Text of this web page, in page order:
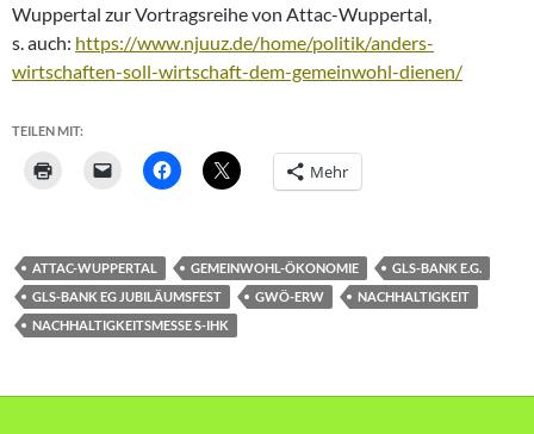
Wuppertal zur Vortragsreihe von Attac-Wuppertal,
s. auch: https://www.njuuz.de/home/politik/anders-
wirtschaften-soll-wirtschaft-dem-gemeinwohl-dienen/
TEILEN MIT:
Mehr
ATTAC-WUPPERTAL GEMEINWOHL-ÖKONOMIE
GLS-BANK E.G.
GLS-BANK EG JUBILÄUMSFEST
GWÖ-ERW
NACHHALTIGKEIT
NACHHALTIGKEITSMESSE S-IHK